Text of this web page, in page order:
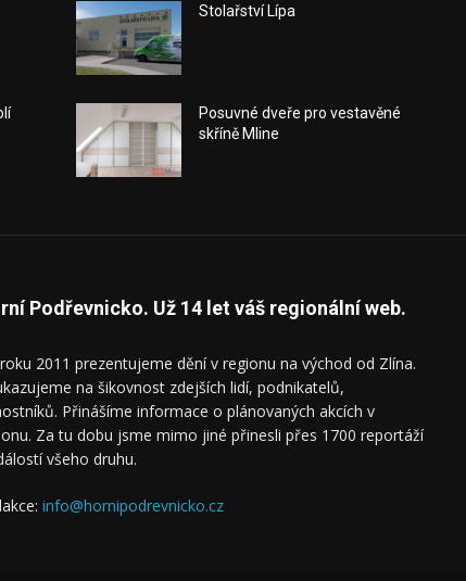
Stolařství Lípa
Posuvné dveře pro vestavěné
skříně Mline
Podřevnicko. Už 14 let váš regionální web.
2011 prezentujeme dění v regionu na východ od Zlína.
na šikovnost zdejších lidí, podnikatelů,
Přinášíme informace o plánovaných akcích v
Za tu dobu jsme mimo jiné přinesli přes 1700 reportáží
všeho druhu.
info@hornipodrevnicko.cz